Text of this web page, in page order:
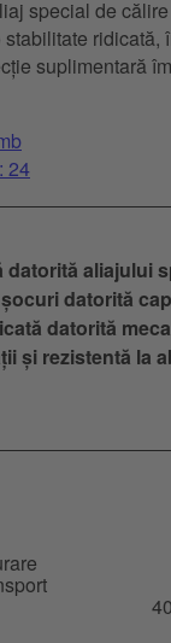
special de
ridicată,
suplimentară
24
datorită aliajului
datorită
datorită
și rezistentă la